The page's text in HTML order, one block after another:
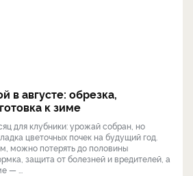
в августе: обрезка,
к зиме
для клубники: урожай собран, но
цветочных почек на будущий год.
можно потерять до половины
защита от болезней и вредителей, а
— ...